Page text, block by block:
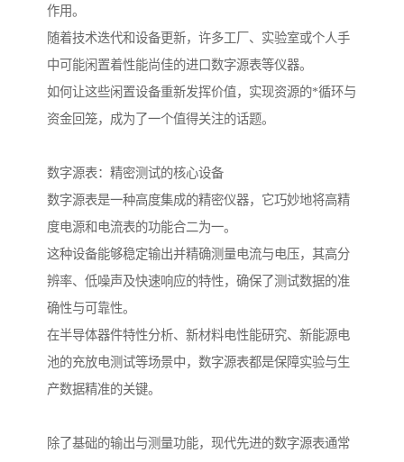
作用。
随着技术迭代和设备更新，许多工厂、实验室或个人手
中可能闲置着性能尚佳的进口数字源表等仪器。
如何让这些闲置设备重新发挥价值，实现资源的*循环与
资金回笼，成为了一个值得关注的话题。
数字源表：精密测试的核心设备
数字源表是一种高度集成的精密仪器，它巧妙地将高精
度电源和电流表的功能合二为一。
这种设备能够稳定输出并精确测量电流与电压，其高分
辨率、低噪声及快速响应的特性，确保了测试数据的准
确性与可靠性。
在半导体器件特性分析、新材料电性能研究、新能源电
池的充放电测试等场景中，数字源表都是保障实验与生
产数据精准的关键。
除了基础的输出与测量功能，现代先进的数字源表通常